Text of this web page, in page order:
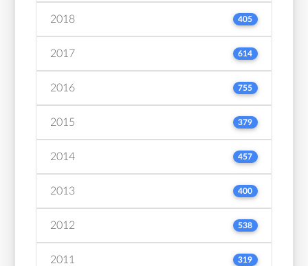
2018 405
2017 614
2016 755
2015 379
2014 457
2013 400
2012 538
2011 319